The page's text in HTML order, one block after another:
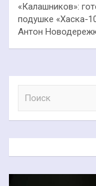
«Калашников»:
подушке «Хаска-
Антон
к